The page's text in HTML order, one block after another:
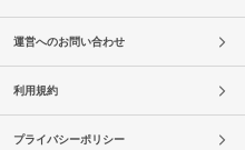
運営へのお問い合わせ
利用規約
プライバシーポリシー